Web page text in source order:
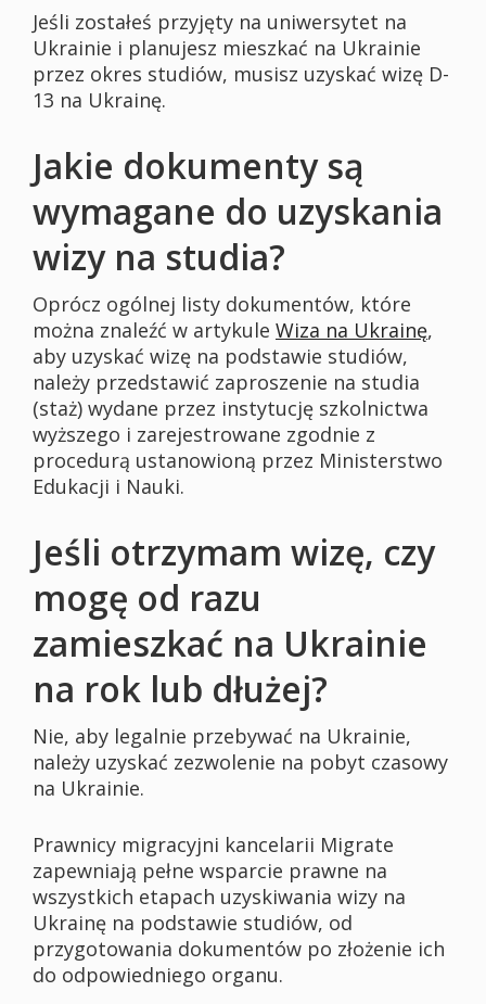
Jeśli zostałeś przyjęty na uniwersytet na
Ukrainie i planujesz mieszkać na Ukrainie
przez okres studiów, musisz uzyskać wizę D-
13 na Ukrainę.
Jakie dokumenty są
wymagane do uzyskania
wizy na studia?
Oprócz ogólnej listy dokumentów, które
można znaleźć w artykule Wiza na Ukrainę,
aby uzyskać wizę na podstawie studiów,
należy przedstawić zaproszenie na studia
(staż) wydane przez instytucję szkolnictwa
wyższego i zarejestrowane zgodnie z
procedurą ustanowioną przez Ministerstwo
Edukacji i Nauki.
Jeśli otrzymam wizę, czy
mogę od razu
zamieszkać na Ukrainie
na rok lub dłużej?
Nie, aby legalnie przebywać na Ukrainie,
należy uzyskać zezwolenie na pobyt czasowy
na Ukrainie.
Prawnicy migracyjni kancelarii Migrate
zapewniają pełne wsparcie prawne na
wszystkich etapach uzyskiwania wizy na
Ukrainę na podstawie studiów, od
przygotowania dokumentów po złożenie ich
do odpowiedniego organu.